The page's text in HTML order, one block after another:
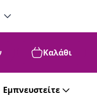
Καλάθι
Εμπνευστείτε